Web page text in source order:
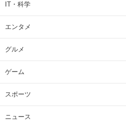
IT・科学
エンタメ
グルメ
ゲーム
スポーツ
ニュース